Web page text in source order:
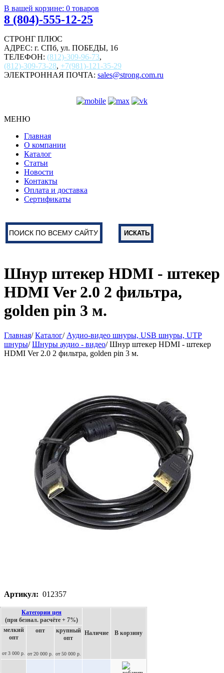
В вашей корзине: 0 товаров
8 (804)-555-12-25
СТРОНГ ПЛЮС
АДРЕС: г. СПб, ул. ПОБЕДЫ, 16
ТЕЛЕФОН: (812)-309-96-73,
(812)-309-73-28, +7(981)-121-35-29
ЭЛЕКТРОННАЯ ПОЧТА: sales@strong.com.ru
МЕНЮ
Главная
О компании
Каталог
Статьи
Новости
Контакты
Оплата и доставка
Сертификаты
Шнур штекер HDMI - штекер
HDMI Ver 2.0 2 фильтра,
golden pin 3 м.
Главная/Каталог/ Аудио-видео шнуры, USB шнуры, UTP
шнуры/Шнуры аудио - видео/ Шнур штекер HDMI - штекер
HDMI Ver 2.0 2 фильтра, golden pin 3 м.
Артикул: 012357
Категории цен
(при безнал. расчёте + 7%)
Наличие
В корзину
мелкий
опт
от 3 000 р.
опт
от 20 000 р.
крупный
опт
от 50 000 р.